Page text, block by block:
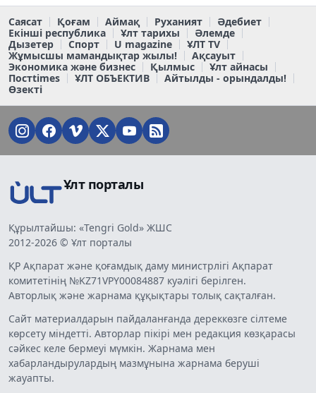
Саясат Қоғам Аймақ Руханият
Әдебиет
Екінші республика
Ұлт тарихы
Әлемде
Дызетер
Спорт U magazine
ҰЛТ TV
Жұмысшы мамандықтар жылы!
Ақсауыт
Экономика және бизнес
Қылмыс
Ұлт айнасы
Постtimes
ҰЛТ ОБЪЕКТИВ
Айтылды - орындалды!
Өзекті
Ұлт порталы
Құрылтайшы: «Tengri Gold» ЖШС
2012-2026 © Ұлт порталы
ҚР Ақпарат және қоғамдық даму министрлігі Ақпарат
комитетінің №KZ71VPY00084887 куәлігі берілген.
Авторлық және жарнама құқықтары толық сақталған.
Сайт материалдарын пайдаланғанда дереккөзге сілтеме
көрсету міндетті. Авторлар пікірі мен редакция көзқарасы
сәйкес келе бермеуі мүмкін. Жарнама мен
хабарландырулардың мазмұнына жарнама беруші
жауапты.